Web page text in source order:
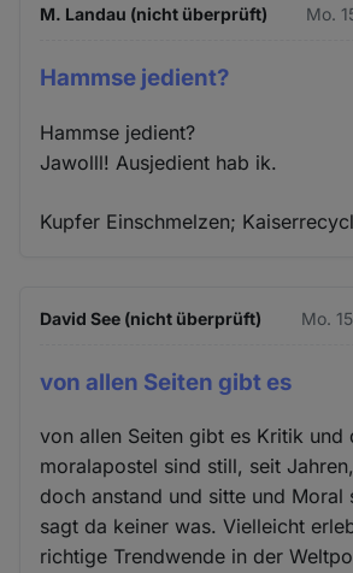
M. Landau (nicht überprüft) Mo.
Hammse jedient?
Hammse jedient?
Jawolll! Ausjedient hab ik.
Kupfer Einschmelzen;
David See (nicht überprüft) Mo.
von allen Seiten gibt es
von allen Seiten gibt es Kritik und
moralapostel sind still, seit
doch anstand und sitte und Moral
sagt da keiner was. Vielleicht
richtige Trendwende in der